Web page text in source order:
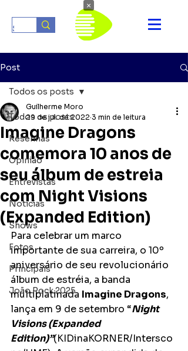
Post
Todos os posts
Resenhas
Opinião
Entrevistas
Notícias
Shows
Fotos
Principais
João Rock 2025
Todos os posts
Imagine Dragons
comemora 10 anos de
seu álbum de estreia
com Night Visions
(Expanded Edition)
Guilherme Moro
29 de jul. de 2022 3 min de leitura
Para celebrar um marco
importante de sua carreira, o 10º
aniversário de seu revolucionário
álbum de estréia, a banda
multiplatinada Imagine Dragons,
lança em 9 de setembro “Night
Visions (Expanded
Edition)”(KIDinaKORNER/Intersco
×